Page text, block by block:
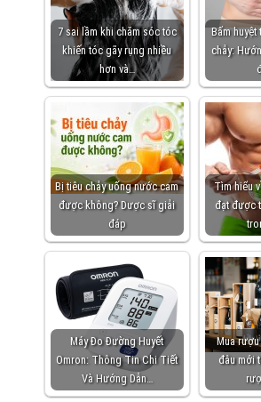
7 sai lầm khi chăm sóc tóc
khiến tóc gãy rụng nhiều
hơn và…
Bấm
chảy:
Bị tiêu chảy uống nước cam
được không? Dược sĩ giải
đáp
Tìm hiểu
đạt được
Máy Đo Đường Huyết
Omron: Thông Tin Chi Tiết
Và Hướng Dẫn…
Mua
đâu mới